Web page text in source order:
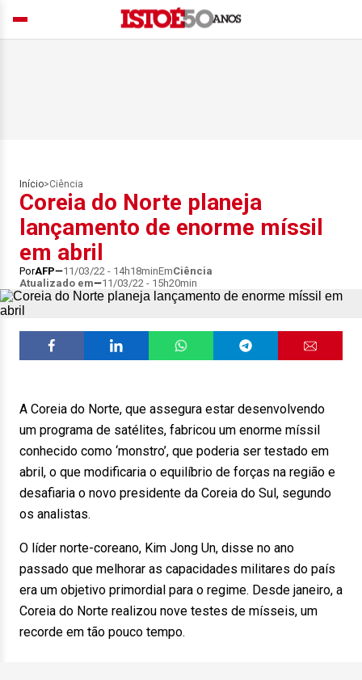
Início>Ciência
Coreia do Norte planeja
lançamento de enorme míssil
em abril
PorAFP 11/03/22 - 14h18minEmCiência
Atualizado em
11/03/22 - 15h20min
A Coreia do Norte, que assegura estar desenvolvendo
um programa de satélites, fabricou um enorme míssil
conhecido como ‘monstro’, que poderia ser testado em
abril, o que modificaria o equilíbrio de forças na região e
desafiaria o novo presidente da Coreia do Sul, segundo
os analistas.
O líder norte-coreano, Kim Jong Un, disse no ano
passado que melhorar as capacidades militares do país
era um objetivo primordial para o regime. Desde janeiro, a
Coreia do Norte realizou nove testes de mísseis, um
recorde em tão pouco tempo.